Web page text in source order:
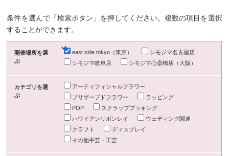
条件を選んで「検索ボタン」を押してください。複数の項目を選択
することができます。
開催場所を選
ぶ
east side tokyo（東京）
シモジマ名古屋店
シモジマ岐阜店
シモジマ心斎橋店（大阪）
カテゴリを選
ぶ
アーティフィシャルフラワー
プリザーブドフラワー
ラッピング
POP
スクラップブッキング
ハワイアンリボンレイ
ウェディング関連
クラフト
ディスプレイ
その他手芸・工芸